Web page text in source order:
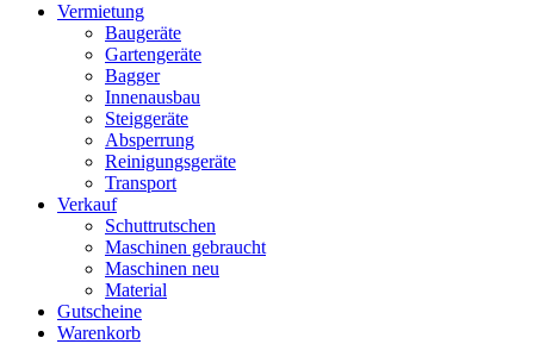
Vermietung
Baugeräte
Gartengeräte
Bagger
Innenausbau
Steiggeräte
Absperrung
Reinigungsgeräte
Transport
Verkauf
Schuttrutschen
Maschinen gebraucht
Maschinen neu
Material
Gutscheine
Warenkorb